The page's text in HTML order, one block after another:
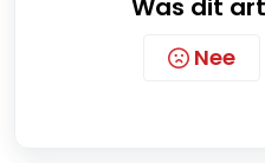
Was dit
Nee